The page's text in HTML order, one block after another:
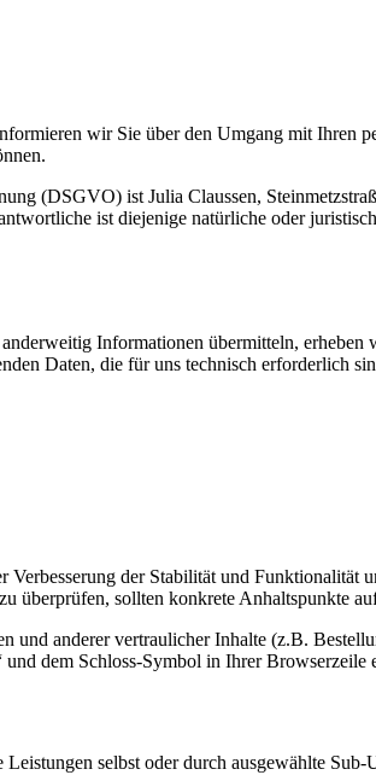
wir Sie über den Umgang mit Ihren
(DSGVO) ist Julia Claussen,
ist diejenige natürliche oder
Informationen übermitteln,
Daten, die für uns technisch erforderlich
der Stabilität und Funktionalität
überprüfen, sollten konkrete Anhaltspunkte
und anderer vertraulicher Inhalte (z.B.
dem Schloss-Symbol in Ihrer Browserzeile
selbst oder durch ausgewählte